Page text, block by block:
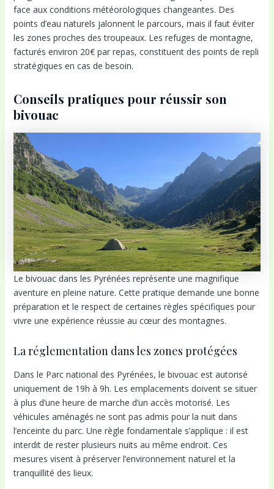
face aux conditions météorologiques changeantes. Des
points d’eau naturels jalonnent le parcours, mais il faut éviter
les zones proches des troupeaux. Les refuges de montagne,
facturés environ 20€ par repas, constituent des points de repli
stratégiques en cas de besoin.
Conseils pratiques pour réussir son
bivouac
Le bivouac dans les Pyrénées représente une magnifique
aventure en pleine nature. Cette pratique demande une bonne
préparation et le respect de certaines règles spécifiques pour
vivre une expérience réussie au cœur des montagnes.
La réglementation dans les zones protégées
Dans le Parc national des Pyrénées, le bivouac est autorisé
uniquement de 19h à 9h. Les emplacements doivent se situer
à plus d’une heure de marche d’un accès motorisé. Les
véhicules aménagés ne sont pas admis pour la nuit dans
l’enceinte du parc. Une règle fondamentale s’applique : il est
interdit de rester plusieurs nuits au même endroit. Ces
mesures visent à préserver l’environnement naturel et la
tranquillité des lieux.